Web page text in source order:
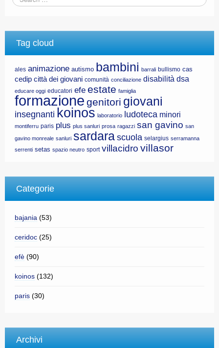
Tag cloud
ales animazione autismo bambini barrali bullismo cas
cedip città dei giovani comunità conciliazione disabilità dsa
educare oggi educatori efe estate famiglia
formazione genitori giovani
insegnanti koinos laboratorio ludoteca minori
montiferru paris plus plus sanluri prosa ragazzi san gavino san
gavino monreale sanluri sardara scuola selargius serramanna
serrenti setas spazio neutro sport villacidro villasor
Categorie
bajania (53)
ceridoc (25)
efè (90)
koinos (132)
paris (30)
Archivi